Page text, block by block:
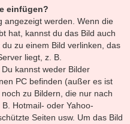
einfügen?
angezeigt werden. Wenn die
hat, kannst du das Bild auch
zu einem Bild verlinken, das
liegt, z. B.
kannst weder Bilder
PC befinden (außer es ist
zu Bildern, die nur nach
Hotmail- oder Yahoo-
Seiten usw. Um das Bild